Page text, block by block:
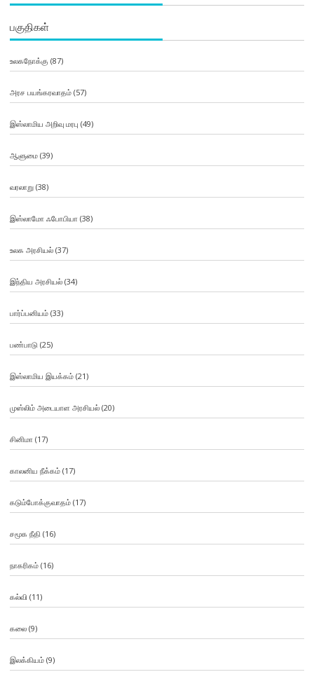
பகுதிகள்
உலகநோக்கு (87)
அரச பயங்கரவாதம்(57)
இஸ்லாமிய அறிவு மரபு (49)
ஆளுமை(39)
வரலாறு(38)
இஸ்லாமோ ஃபோபியா (38)
உலக அரசியல்(37)
இந்திய அரசியல்(34)
பார்ப்பனியம்(33)
பண்பாடு(25)
இஸ்லாமிய இயக்கம்(21)
முஸ்லிம் அடையாள அரசியல்(20)
சினிமா (17)
காலனிய நீக்கம்(17)
கடும்போக்குவாதம்(17)
சமூக நீதி (16)
நாகரிகம்(16)
கல்வி (11)
கலை(9)
இலக்கியம்(9)